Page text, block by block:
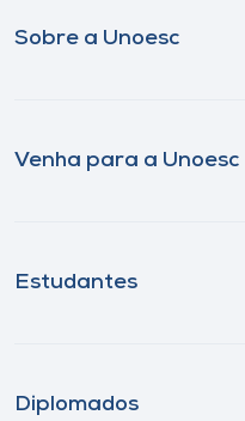
Sobre a Unoesc
Venha para a Unoesc
Estudantes
Diplomados